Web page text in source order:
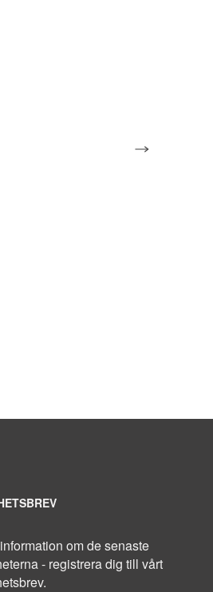
om de senaste
- registrera dig till vårt